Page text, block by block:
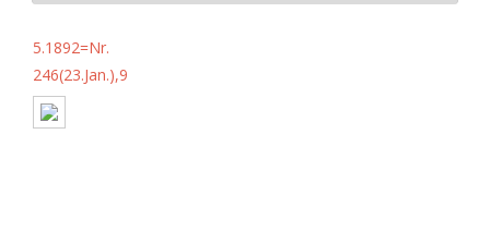
5.1892=Nr.
246(23.Jan.),9